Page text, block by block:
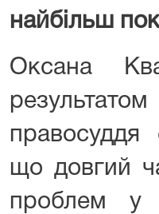
найбільш
Оксана
що довгий
проблем у